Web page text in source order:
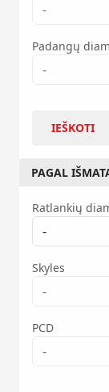
-
Padangų
-
IEŠKOTI
PAGAL
Ratlankių
-
Skyles
-
PCD
-